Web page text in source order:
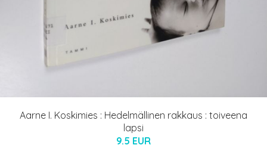
Aarne I. Koskimies : Hedelmällinen rakkaus : toiveena
lapsi
9.5 EUR